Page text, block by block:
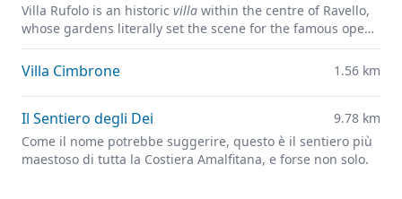
Villa Rufolo is an historic villa within the centre of Ravello,
whose gardens literally set the scene for the famous open-
air Ravello Festival concerts overlooking the
Mediterranean.
Villa Cimbrone 1.56 km
Il Sentiero degli Dei
9.78 km
Come il nome potrebbe suggerire, questo è il sentiero più
maestoso di tutta la Costiera Amalfitana, e forse non solo.